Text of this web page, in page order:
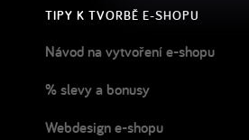
TIPY K TVORBĚ E-SHOPU
Návod na vytvoření e-shopu
% slevy a bonusy
Webdesign e-shopu